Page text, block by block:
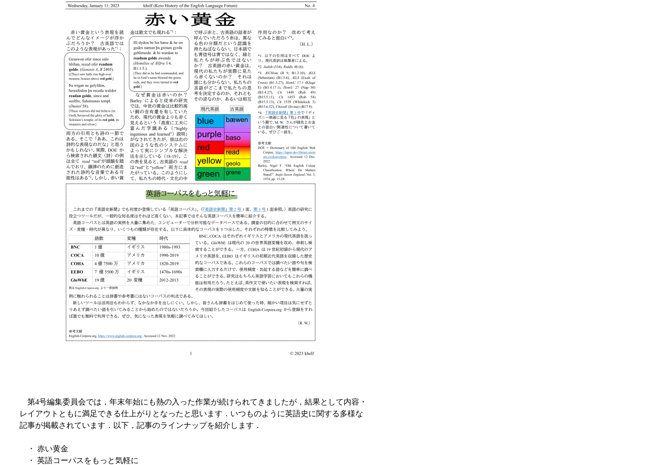
第4号編集委員会では，年末年始にも熱の入った作業が続けられてきましたが，結果として内容・
レイアウトともに満足できる仕上がりとなったと思います．いつものように英語史に関する多様な
記事が掲載されています．以下，記事のラインナップを紹介します．
・ 赤い黄金
・ 英語コーパスをもっと気軽に